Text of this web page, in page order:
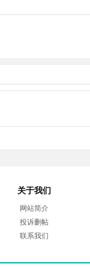
关于我们
网站简介
投诉删帖
联系我们